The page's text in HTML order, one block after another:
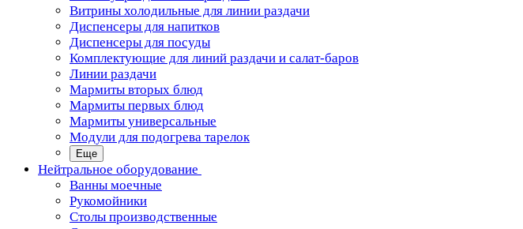
Витрины холодильные для линии раздачи
Диспенсеры для напитков
Диспенсеры для посуды
Комплектующие для линий раздачи и салат-баров
Линии раздачи
Мармиты вторых блюд
Мармиты первых блюд
Мармиты универсальные
Модули для подогрева тарелок
Еще
Нейтральное оборудование
Ванны моечные
Рукомойники
Столы производственные